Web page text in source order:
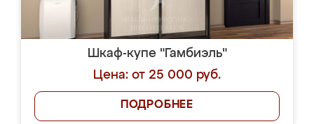
Шкаф-купе "Гамбиэль"
Цена: от 25 000 руб.
ПОДРОБНЕЕ